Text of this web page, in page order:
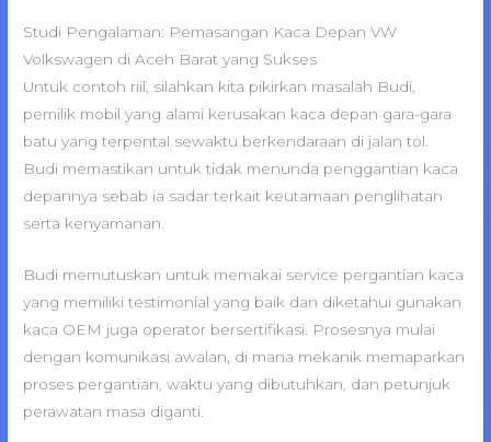
Studi Pengalaman: Pemasangan Kaca Depan VW
Volkswagen di Aceh Barat yang Sukses
Untuk contoh riil, silahkan kita pikirkan masalah Budi,
pemilik mobil yang alami kerusakan kaca depan gara-gara
batu yang terpental sewaktu berkendaraan di jalan tol.
Budi memastikan untuk tidak menunda penggantian kaca
depannya sebab ia sadar terkait keutamaan penglihatan
serta kenyamanan.
Budi memutuskan untuk memakai service pergantian kaca
yang memiliki testimonial yang baik dan diketahui gunakan
kaca OEM juga operator bersertifikasi. Prosesnya mulai
dengan komunikasi awalan, di mana mekanik memaparkan
proses pergantian, waktu yang dibutuhkan, dan petunjuk
perawatan masa diganti.